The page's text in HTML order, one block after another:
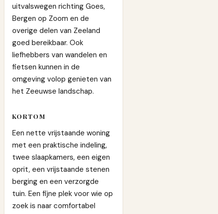
uitvalswegen richting Goes,
Bergen op Zoom en de
overige delen van Zeeland
goed bereikbaar. Ook
liefhebbers van wandelen en
fietsen kunnen in de
omgeving volop genieten van
het Zeeuwse landschap.
KORTOM
Een nette vrijstaande woning
met een praktische indeling,
twee slaapkamers, een eigen
oprit, een vrijstaande stenen
berging en een verzorgde
tuin. Een fijne plek voor wie op
zoek is naar comfortabel